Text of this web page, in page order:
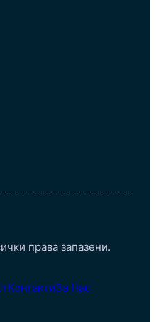
права запазени.
КонтактиЗа Нас